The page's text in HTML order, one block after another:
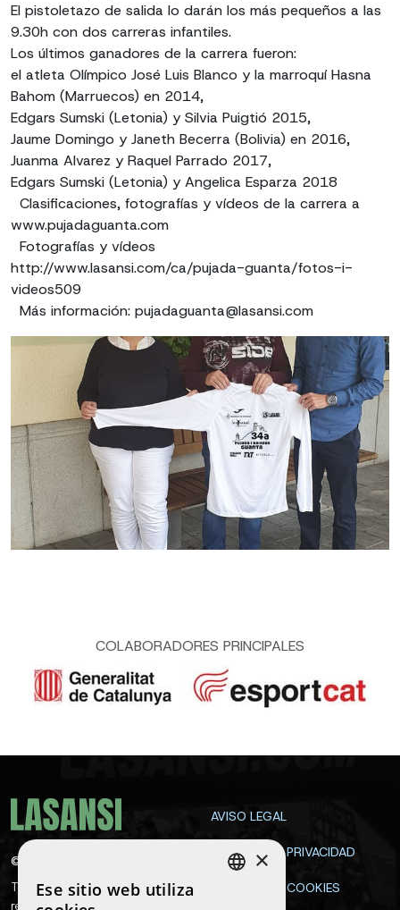
El pistoletazo de salida lo darán los más pequeños a las
9.30h con dos carreras infantiles.
Los últimos ganadores de la carrera fueron:
el atleta Olímpico José Luis Blanco y la marroquí Hasna
Bahom (Marruecos) en 2014,
Edgars Sumski (Letonia) y Silvia Puigtió 2015,
Jaume Domingo y Janeth Becerra (Bolivia) en 2016,
Juanma Alvarez y Raquel Parrado 2017,
Edgars Sumski (Letonia) y Angelica Esparza 2018
Clasificaciones, fotografías y vídeos de la carrera a
www.pujadaguanta.com
Fotografías y vídeos
http://www.lasansi.com/ca/pujada-guanta/fotos-i-
videos509
Más información: pujadaguanta@lasansi.com
COLABORADORES PRINCIPALES
©
Todos los derechos
reservados
AVISO LEGAL
POLÍTICA DE PRIVACIDAD
POLÍTICA DE COOKIES
×
Ese sitio web utiliza